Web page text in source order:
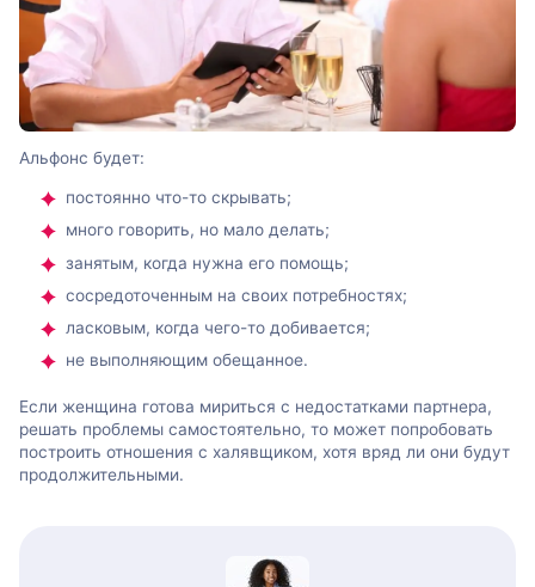
Альфонс будет:
постоянно что-то скрывать;
много говорить, но мало делать;
занятым, когда нужна его помощь;
сосредоточенным на своих потребностях;
ласковым, когда чего-то добивается;
не выполняющим обещанное.
Если женщина готова мириться с недостатками партнера,
решать проблемы самостоятельно, то может попробовать
построить отношения с халявщиком, хотя вряд ли они будут
продолжительными.